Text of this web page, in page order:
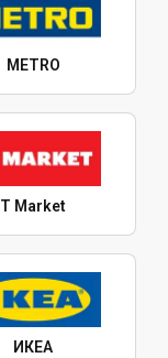
METRO
T Market
ИКЕА